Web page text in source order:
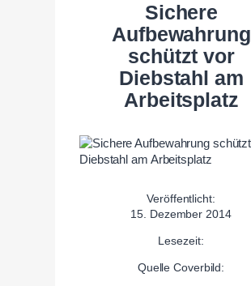
Sichere
Aufbewahrung
schützt vor
Diebstahl am
Arbeitsplatz
Veröffentlicht:
15. Dezember 2014
Lesezeit:
Quelle Coverbild: